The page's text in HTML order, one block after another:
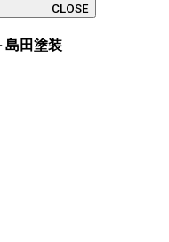
CLOSE
島田塗装